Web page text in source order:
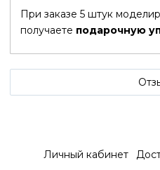
При заказе 5 штук
получаете подарочную
Личный кабинет